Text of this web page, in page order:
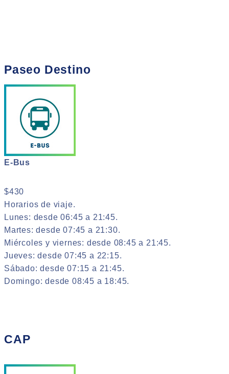
Paseo Destino
E-Bus
$430
Horarios de viaje.
Lunes: desde 06:45 a 21:45.
Martes: desde 07:45 a 21:30.
Miércoles y viernes: desde 08:45 a 21:45.
Jueves: desde 07:45 a 22:15.
Sábado: desde 07:15 a 21:45.
Domingo: desde 08:45 a 18:45.
CAP